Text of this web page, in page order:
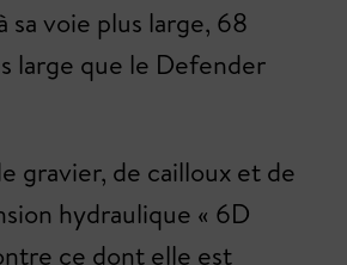
sa voie plus large, 68
large que le Defender
gravier, de cailloux et de
hydraulique « 6D
ce dont elle est